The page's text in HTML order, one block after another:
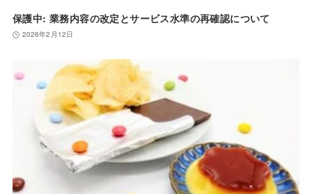
保護中: 業務内容の改定とサービス水準の再確認について
2026年2月12日